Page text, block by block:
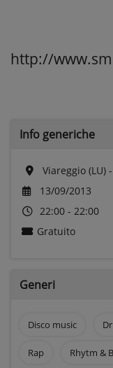
http://
Info generiche
Viareggio (LU)
13/09/2013
22:00 - 22:00
Gratuito
Generi
Disco music
Rap Rhytm &